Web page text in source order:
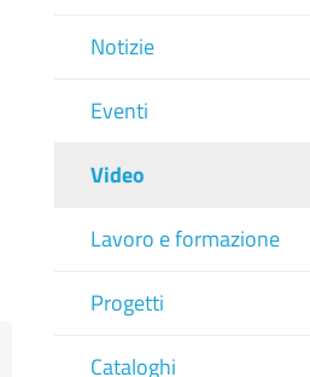
Notizie
Eventi
Video
Lavoro e formazione
Progetti
Cataloghi